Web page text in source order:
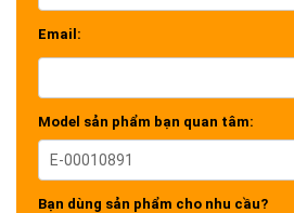
Email:
Model sản phẩm bạn quan tâm:
Bạn dùng sản phẩm cho nhu cầu?